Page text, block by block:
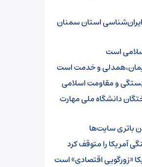
استان سمنان
است
ایمان،همدلی و خدمت است
و مقاومت اسلامی
دانشگاه ملی مهارت
باتری سایت‌ها
آمریکا را متوقف کرد
«زورگویی اقتصادی» است